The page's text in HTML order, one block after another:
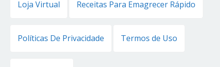
Loja Virtual Receitas Para Emagrecer Rápido
Políticas De Privacidade Termos de Uso